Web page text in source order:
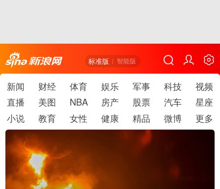
标准版 智能版
新闻 财经 体育 娱乐 军事 科技
视频
直播
美图 NBA 房产 股票 汽车
星座
小说
教育 女性 健康 精品 微博 更多